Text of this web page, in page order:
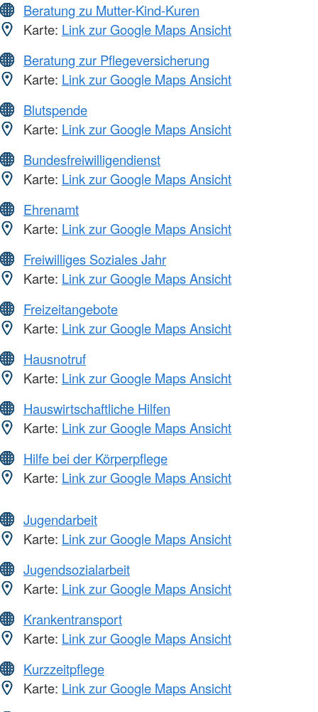
Beratung zu Mutter-Kind-Kuren
Karte: Link zur Google Maps Ansicht
Beratung zur Pflegeversicherung
Karte: Link zur Google Maps Ansicht
Blutspende
Karte: Link zur Google Maps Ansicht
Bundesfreiwilligendienst
Karte: Link zur Google Maps Ansicht
Ehrenamt
Karte: Link zur Google Maps Ansicht
Freiwilliges Soziales Jahr
Karte: Link zur Google Maps Ansicht
Freizeitangebote
Karte: Link zur Google Maps Ansicht
Hausnotruf
Karte: Link zur Google Maps Ansicht
Hauswirtschaftliche Hilfen
Karte: Link zur Google Maps Ansicht
Hilfe bei der Körperpflege
Karte: Link zur Google Maps Ansicht
Jugendarbeit
Karte: Link zur Google Maps Ansicht
Jugendsozialarbeit
Karte: Link zur Google Maps Ansicht
Krankentransport
Karte: Link zur Google Maps Ansicht
Kurzzeitpflege
Karte: Link zur Google Maps Ansicht